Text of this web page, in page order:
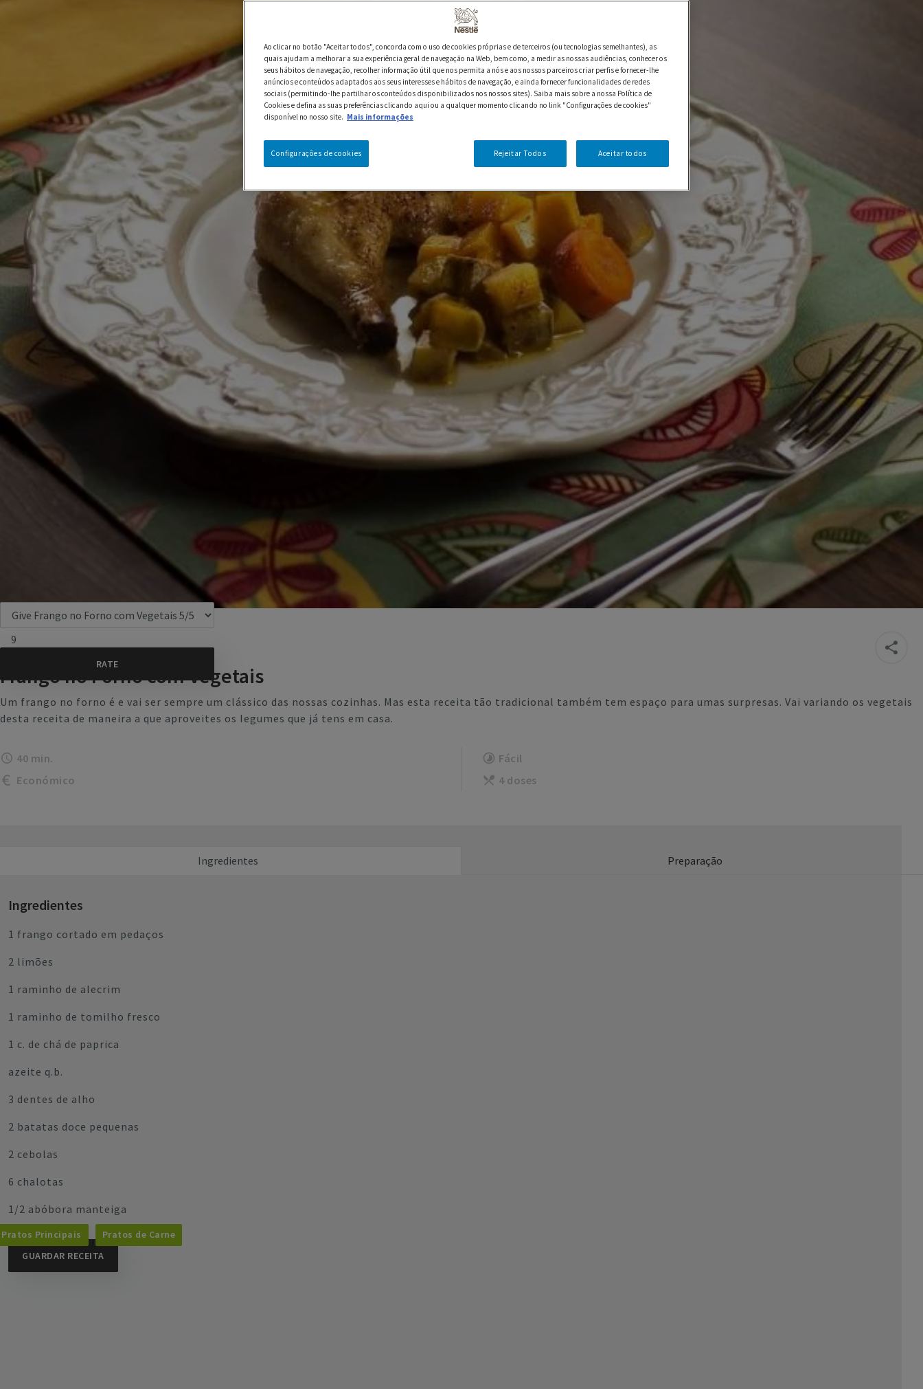
9
Frango no Forno com Vegetais
Um frango no forno é e vai ser sempre um clássico das nossas cozinhas. Mas esta receita tão tradicional também tem espaço para umas surpresas. Vai variando os vegetais
desta receita de maneira a que aproveites os legumes que já tens em casa.
40 min.
Fácil
Económico
4 doses
Ingredientes Preparação
Ingredientes
1 frango cortado em pedaços
2 limões
1 raminho de alecrim
1 raminho de tomilho fresco
1 c. de chá de paprica
azeite q.b.
3 dentes de alho
2 batatas doce pequenas
2 cebolas
6 chalotas
1/2 abóbora manteiga
GUARDAR RECEITA
Pratos Principais Pratos de Carne
Ao clicar no botão "Aceitar todos", concorda com o uso de cookies próprias e de terceiros (ou tecnologias semelhantes), as
quais ajudam a melhorar a sua experiência geral de navegação na Web, bem como, a medir as nossas audiências, conhecer os
seus hábitos de navegação, recolher informação útil que nos permita a nós e aos nossos parceiros criar perfis e fornecer-lhe
anúncios e conteúdos adaptados aos seus interesses e hábitos de navegação, e ainda fornecer funcionalidades de redes
sociais (permitindo-lhe partilhar os conteúdos disponibilizados nos nossos sites). Saiba mais sobre a nossa Política de
Cookies e defina as suas preferências clicando aqui ou a qualquer momento clicando no link "Configurações de cookies"
disponível no nosso site. Mais informações
Rejeitar Todos Aceitar todos
Configurações de cookies